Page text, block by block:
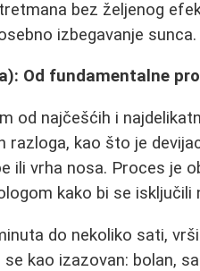
bez željenog
izbegavanje sunca.
Od fundamentalne
od najčešćih i
razloga, kao što je
ili vrha nosa. Proces je
kako bi se isključili
do nekoliko sati,
kao izazovan: bolan,